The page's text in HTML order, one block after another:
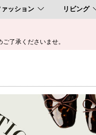
ァッション リビング
了承くださいませ。